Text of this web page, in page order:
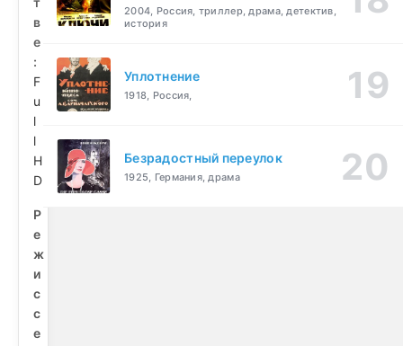
в
е
:
F
u
l
l
H
D
Р
е
ж
и
с
с
е
2004, Россия, триллер, драма, детектив,
история
Уплотнение
1918, Россия,
Безрадостный переулок
1925, Германия, драма